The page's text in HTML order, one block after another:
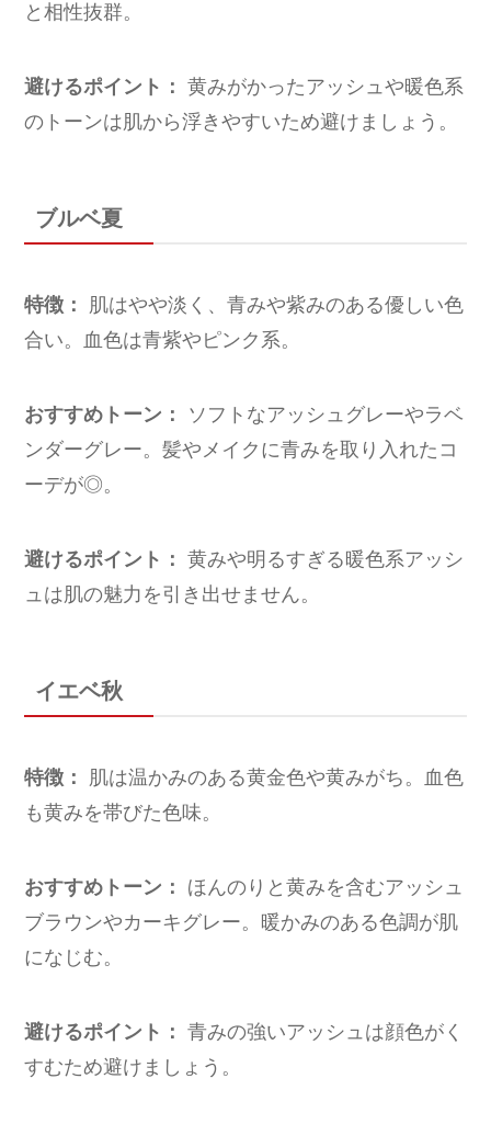
と相性抜群。
避けるポイント： 黄みがかったアッシュや暖色系
のトーンは肌から浮きやすいため避けましょう。
ブルベ夏
特徴：
肌はやや淡く、青みや紫みのある優しい色
合い。血色は青紫やピンク系。
おすすめトーン：
ソフトなアッシュグレーやラベ
ンダーグレー。髪やメイクに青みを取り入れたコ
ーデが◎。
避けるポイント： 黄みや明るすぎる暖色系アッシ
ュは肌の魅力を引き出せません。
イエベ秋
特徴：
肌は温かみのある黄金色や黄みがち。血色
も黄みを帯びた色味。
おすすめトーン：
ほんのりと黄みを含むアッシュ
ブラウンやカーキグレー。暖かみのある色調が肌
になじむ。
避けるポイント： 青みの強いアッシュは顔色がく
すむため避けましょう。